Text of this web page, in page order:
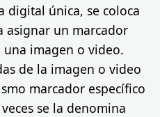
digital única, se coloca
asignar un marcador
una imagen o video.
de la imagen o video
marcador específico
se la denomina